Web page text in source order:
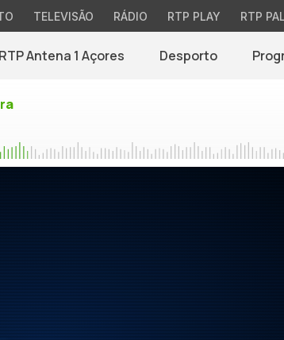
TELEVISÃO RÁDIO RTP PLAY RTP
RTP Antena 1 Açores Desporto